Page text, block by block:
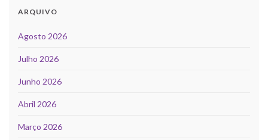
ARQUIVO
Agosto 2026
Julho 2026
Junho 2026
Abril 2026
Março 2026